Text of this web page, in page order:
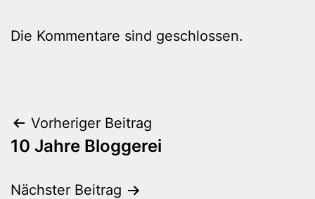
Die Kommentare sind geschlossen.
Beitragsnavigation
Vorheriger Beitrag
10 Jahre Bloggerei
Nächster Beitrag